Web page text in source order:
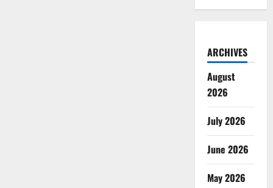
ARCHIVES
August
2026
July 2026
June 2026
May 2026